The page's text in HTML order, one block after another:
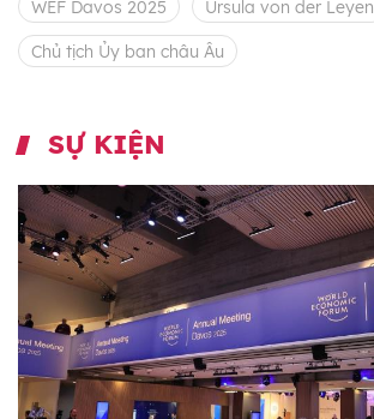
WEF Davos 2025 Ursula von der Leyen
Chủ tịch Ủy ban châu Âu
SỰ KIỆN